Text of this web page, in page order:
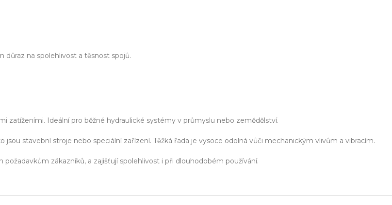
důraz na spolehlivost a těsnost spojů.
zatíženími. Ideální pro běžné hydraulické systémy v průmyslu nebo zemědělství.
jsou stavební stroje nebo speciální zařízení. Těžká řada je vysoce odolná vůči mechanickým vlivům a vibracím.
zákazníků, a zajišťují spolehlivost i při dlouhodobém používání.